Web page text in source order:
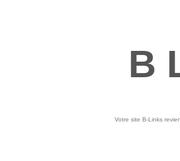
B
Votre site B-Links